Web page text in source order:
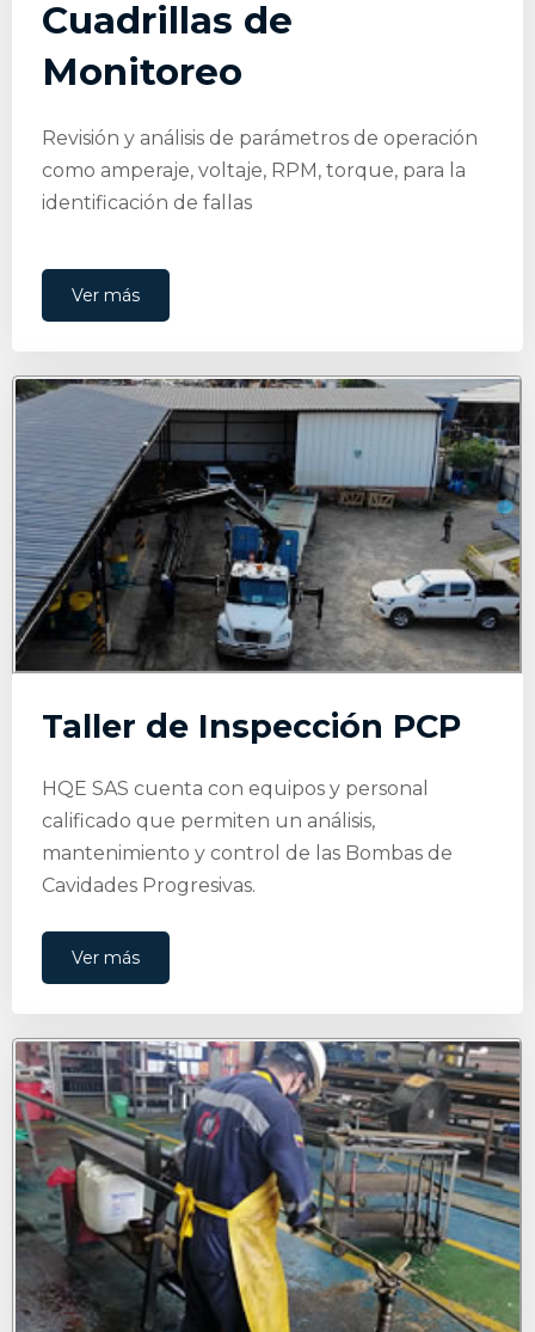
Cuadrillas de
Monitoreo
Revisión y análisis de parámetros de operación
como amperaje, voltaje, RPM, torque, para la
identificación de fallas
Ver más
Taller de Inspección PCP
HQE SAS cuenta con equipos y personal
calificado que permiten un análisis,
mantenimiento y control de las Bombas de
Cavidades Progresivas.
Ver más